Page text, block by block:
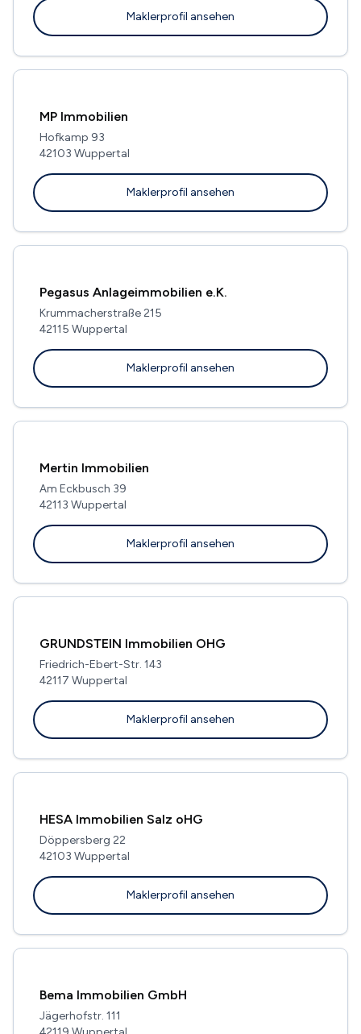
Maklerprofil ansehen
MP Immobilien
Hofkamp 93
42103 Wuppertal
Maklerprofil ansehen
Pegasus Anlageimmobilien e.K.
Krummacherstraße 215
42115 Wuppertal
Maklerprofil ansehen
Mertin Immobilien
Am Eckbusch 39
42113 Wuppertal
Maklerprofil ansehen
GRUNDSTEIN Immobilien OHG
Friedrich-Ebert-Str. 143
42117 Wuppertal
Maklerprofil ansehen
HESA Immobilien Salz oHG
Döppersberg 22
42103 Wuppertal
Maklerprofil ansehen
Bema Immobilien GmbH
Jägerhofstr. 111